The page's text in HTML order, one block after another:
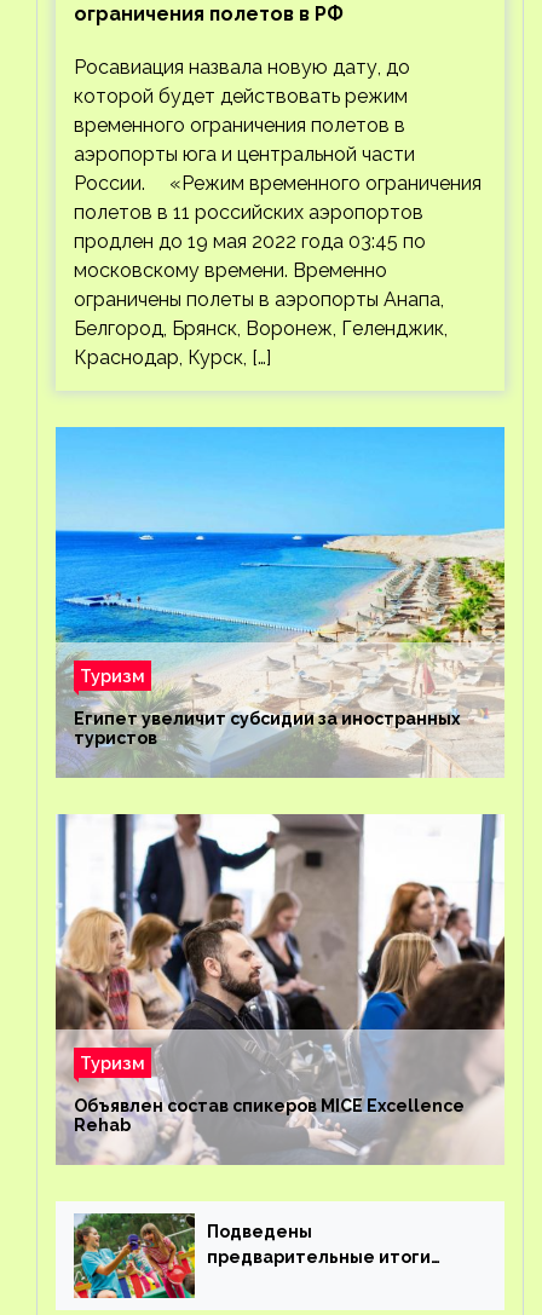
ограничения полетов в РФ
Росавиация назвала новую дату, до
которой будет действовать режим
временного ограничения полетов в
аэропорты юга и центральной части
России. «Режим временного ограничения
полетов в 11 российских аэропортов
продлен до 19 мая 2022 года 03:45 по
московскому времени. Временно
ограничены полеты в аэропорты Анапа,
Белгород, Брянск, Воронеж, Геленджик,
Краснодар, Курск, […]
Туризм
Египет увеличит субсидии за иностранных
туристов
Туризм
Объявлен состав спикеров MICE Excellence
Rehab
Подведены
предварительные итоги